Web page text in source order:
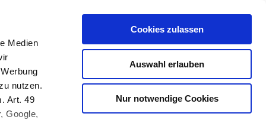
Medien
nutzen.
Art. 49
Google,
Cookies zulassen
Auswahl erlauben
Nur notwendige Cookies